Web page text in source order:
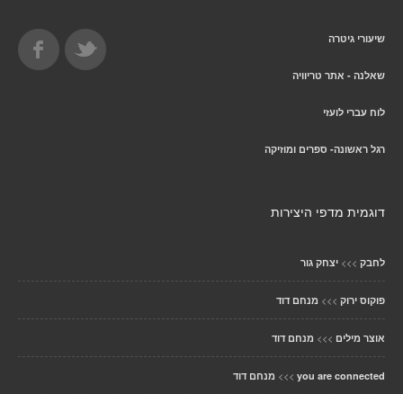
שיעורי גיטרה
שאלנה - אתר טריוויה
לוח עברי לועזי
רגל ראשונה- ספרים ומוזיקה
דוגמית מדפי היצירות
לחבק >>> יצחק גור
פוקוס ירוק >>> מנחם דוד
אוצר מילים >>> מנחם דוד
you are connected
>>> מנחם דוד